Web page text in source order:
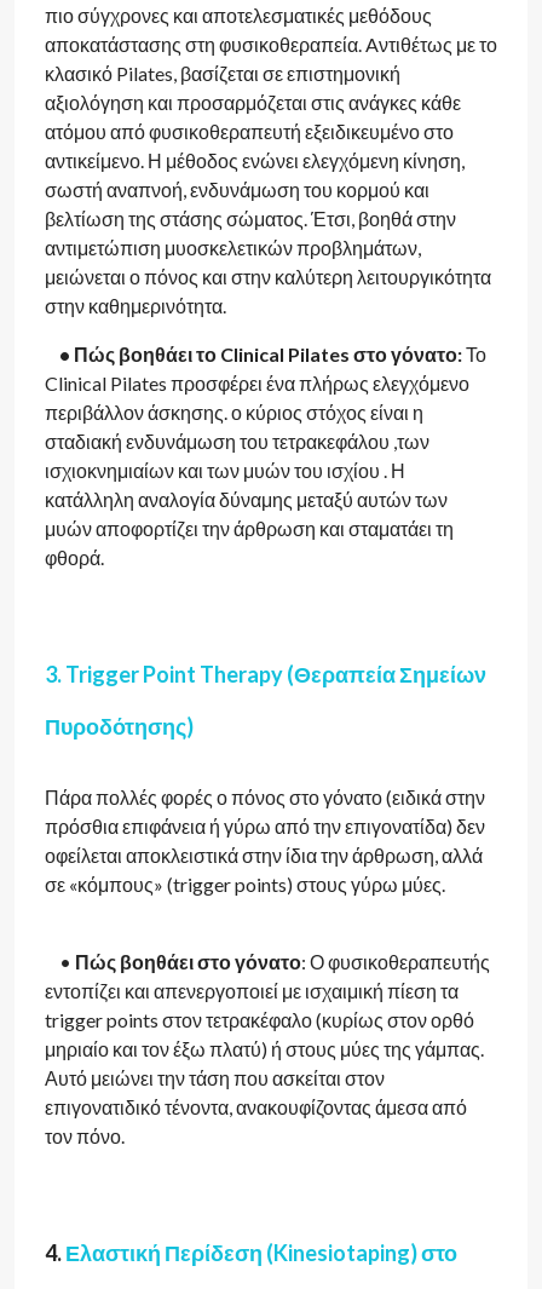
πιο σύγχρονες και αποτελεσματικές μεθόδους
αποκατάστασης στη φυσικοθεραπεία. Aντιθέτως με το
κλασικό Pilates, βασίζεται σε επιστημονική
αξιολόγηση και προσαρμόζεται στις ανάγκες κάθε
ατόμου από φυσικοθεραπευτή εξειδικευμένο στο
αντικείμενο. Η μέθοδος ενώνει ελεγχόμενη κίνηση,
σωστή αναπνοή, ενδυνάμωση του κορμού και
βελτίωση της στάσης σώματος. Έτσι, βοηθά στην
αντιμετώπιση μυοσκελετικών προβλημάτων,
μειώνεται ο πόνος και στην καλύτερη λειτουργικότητα
στην καθημερινότητα.
• Πώς βοηθάει το Clinical Pilates στο γόνατο:Το
Clinical Pilates προσφέρει ένα πλήρως ελεγχόμενο
περιβάλλον άσκησης. ο κύριος στόχος είναι η
σταδιακή ενδυνάμωση του τετρακεφάλου ,των
ισχιοκνημιαίων και των μυών του ισχίου . Η
κατάλληλη αναλογία δύναμης μεταξύ αυτών των
μυών αποφορτίζει την άρθρωση και σταματάει τη
φθορά.
3. Trigger Point Therapy (Θεραπεία Σημείων
Πυροδότησης)
Πάρα πολλές φορές ο πόνος στο γόνατο (ειδικά στην
πρόσθια επιφάνεια ή γύρω από την επιγονατίδα) δεν
οφείλεται αποκλειστικά στην ίδια την άρθρωση, αλλά
σε «κόμπους» (trigger points) στους γύρω μύες.
• Πώς βοηθάει στο γόνατο: Ο φυσικοθεραπευτής
εντοπίζει και απενεργοποιεί με ισχαιμική πίεση τα
trigger points στον τετρακέφαλο (κυρίως στον ορθό
μηριαίο και τον έξω πλατύ) ή στους μύες της γάμπας.
Αυτό μειώνει την τάση που ασκείται στον
επιγονατιδικό τένοντα, ανακουφίζοντας άμεσα από
τον πόνο.
4.Ελαστική Περίδεση (Kinesiotaping) στο